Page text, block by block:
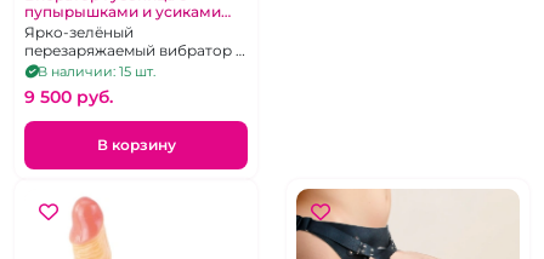
пупырышками и усиками
изумрудная на
дистанционном пульте
Ярко-зелёный
перезаряжаемый вибратор с
возвратно-поступательными
движениями в виде
гусенички с дистанционным
управлением.
В наличии: 15 шт.
9 500 pуб.
В корзину